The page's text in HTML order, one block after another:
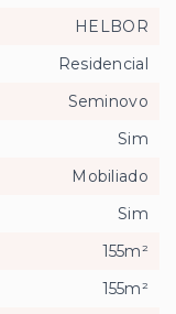
HELBOR
Residencial
Seminovo
Sim
Mobiliado
Sim
155m²
155m²